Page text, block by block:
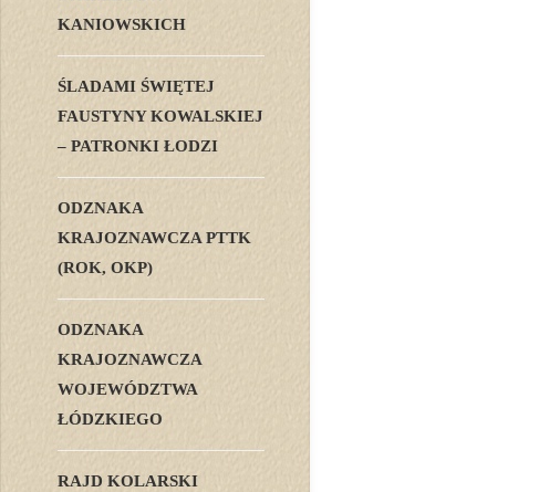
KANIOWSKICH
ŚLADAMI ŚWIĘTEJ
FAUSTYNY KOWALSKIEJ
– PATRONKI ŁODZI
ODZNAKA
KRAJOZNAWCZA PTTK
(ROK, OKP)
ODZNAKA
KRAJOZNAWCZA
WOJEWÓDZTWA
ŁÓDZKIEGO
RAJD KOLARSKI